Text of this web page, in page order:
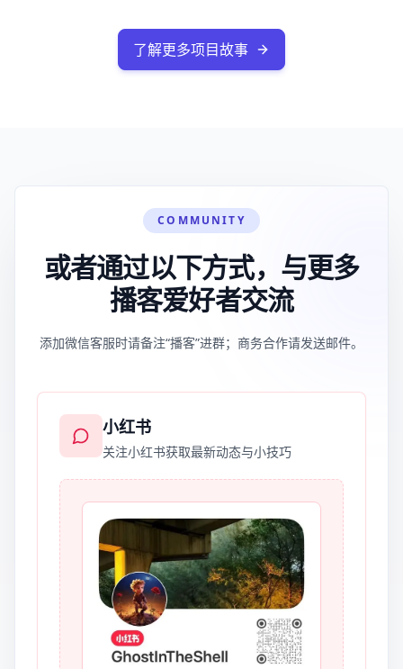
了解更多项目故事
COMMUNITY
或者通过以下方式，与更多
播客爱好者交流
添加微信客服时请备注“播客”进群；商务合作请发送邮件。
小红书
关注小红书获取最新动态与小技巧